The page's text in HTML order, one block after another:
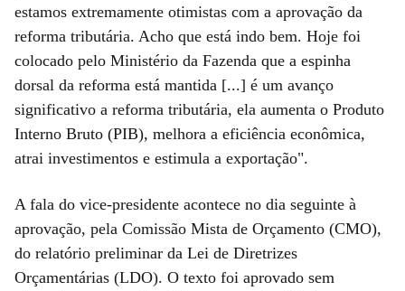
estamos extremamente otimistas com a aprovação da
reforma tributária. Acho que está indo bem. Hoje foi
colocado pelo Ministério da Fazenda que a espinha
dorsal da reforma está mantida [...] é um avanço
significativo a reforma tributária, ela aumenta o Produto
Interno Bruto (PIB), melhora a eficiência econômica,
atrai investimentos e estimula a exportação".
A fala do vice-presidente acontece no dia seguinte à
aprovação, pela Comissão Mista de Orçamento (CMO),
do relatório preliminar da Lei de Diretrizes
Orçamentárias (LDO). O texto foi aprovado sem